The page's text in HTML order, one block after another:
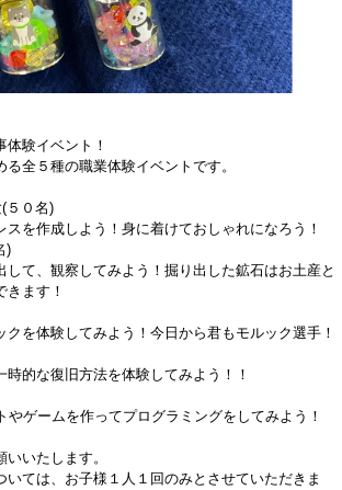
験イベント！
全５種の職業体験イベントです。
５０名)
スを作成しよう！身に着けておしゃれになろう！
)
して、観察してみよう！掘り出した鉱石はお土産と
きます！
を体験してみよう！今日から君もモルック選手！
的な復旧方法を体験してみよう！！
やゲームを作ってプログラミングをしてみよう！
いたします。
ては、お子様１人１回のみとさせていただきま